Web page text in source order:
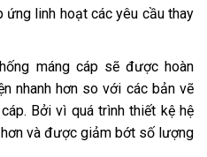
ứng linh hoạt các yêu cầu thay
máng cáp sẽ được hoàn
nhanh hơn so với các bản vẽ
Bởi vì quá trình thiết kệ hệ
và được giảm bớt số lượng